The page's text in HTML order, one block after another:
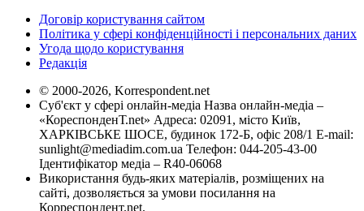
Договір користування сайтом
Політика у сфері конфіденційності і персональних даних
Угода щодо користування
Редакція
© 2000-2026, Korrespondent.net
Суб'єкт у сфері онлайн-медіа Назва онлайн-медіа –
«КореспонденТ.net» Адреса: 02091, місто Київ,
ХАРКІВСЬКЕ ШОСЕ, будинок 172-Б, офіс 208/1 E-mail:
sunlight@mediadim.com.ua Телефон: 044-205-43-00
Ідентифікатор медіа – R40-06068
Використання будь-яких матеріалів, розміщених на
сайті, дозволяється за умови посилання на
Корреспондент.net.